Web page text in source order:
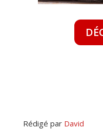
Rédigé par David